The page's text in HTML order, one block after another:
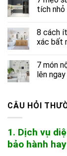
tích nhỏ
8 cách
xác bất
7 món
lên
CÂU HỎI
1. Dịch vụ
bảo hành